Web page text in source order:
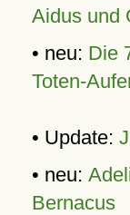
Aidus und
• neu: Die
Toten-
• Update:
• neu:
Bernacus